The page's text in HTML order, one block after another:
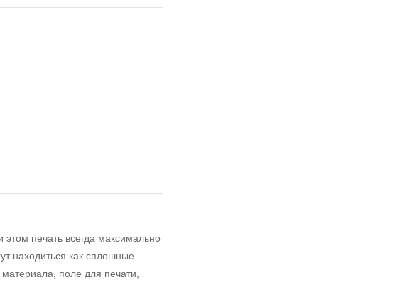
печать всегда максимально
находиться как сплошные
поле для печати,